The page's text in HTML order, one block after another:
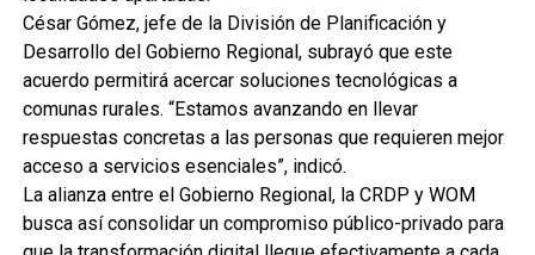
César Gómez, jefe de la División de Planificación y
Desarrollo del Gobierno Regional, subrayó que este
acuerdo permitirá acercar soluciones tecnológicas a
comunas rurales. “Estamos avanzando en llevar
respuestas concretas a las personas que requieren mejor
acceso a servicios esenciales”, indicó.
La alianza entre el Gobierno Regional, la CRDP y WOM
busca así consolidar un compromiso público-privado para